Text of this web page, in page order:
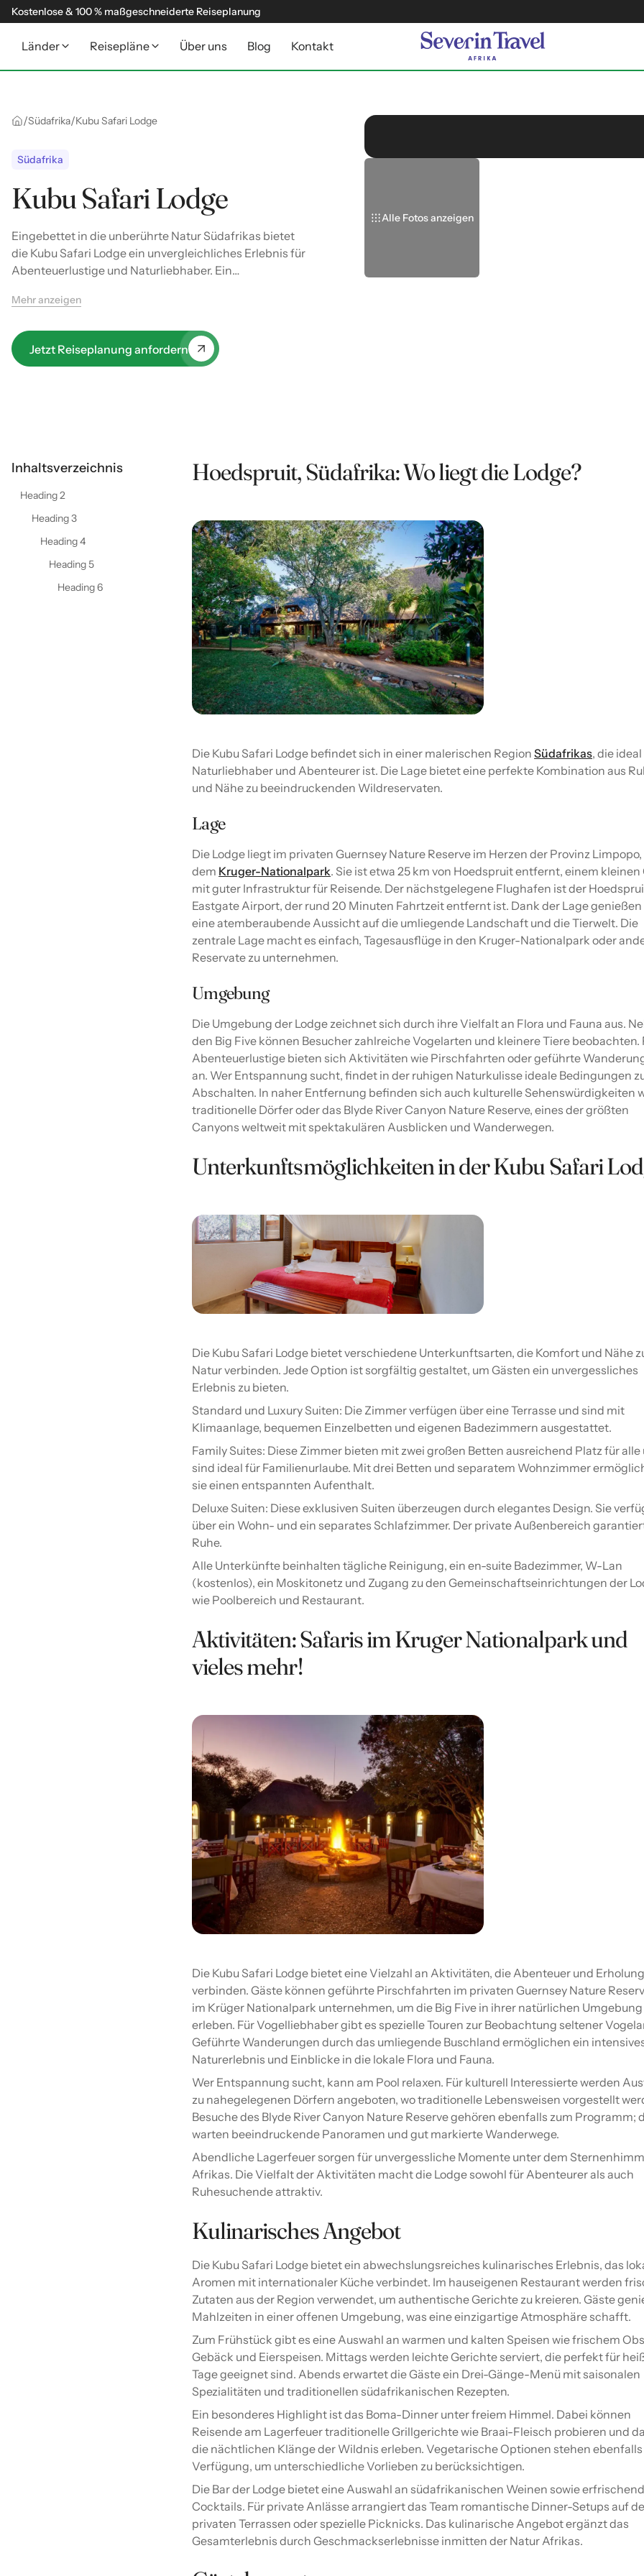
Kostenlose & 100 % maßgeschneiderte Reiseplanung
Länder Reisepläne Über uns Blog Kontakt
/Südafrika/Kubu Safari Lodge
Südafrika
Kubu Safari Lodge
Eingebettet in die unberührte Natur Südafrikas bietet
die Kubu Safari Lodge ein unvergleichliches Erlebnis für
Abenteuerlustige und Naturliebhaber. Ein
authentischen Atmosphäre begeistert.
Mehr anzeigen
Jetzt Reiseplanung anfordern
Alle Fotos anzeigen
Inhaltsverzeichnis
Heading 2
Heading 3
Heading 4
Heading 5
Heading 6
Hoedspruit, Südafrika: Wo liegt die Lodge?
Die Kubu Safari Lodge befindet sich in einer malerischen RegionSüdafrikas, die
Naturliebhaber und Abenteurer ist. Die Lage bietet eine perfekte Kombination aus
und Nähe zu beeindruckenden Wildreservaten.
Lage
Die Lodge liegt im privaten Guernsey Nature Reserve im Herzen der Provinz
dem Kruger-Nationalpark. Sie ist etwa 25 km von Hoedspruit entfernt, einem kleinen
mit guter Infrastruktur für Reisende. Der nächstgelegene Flughafen ist der
Eastgate Airport, der rund 20 Minuten Fahrtzeit entfernt ist. Dank der Lage genießen
eine atemberaubende Aussicht auf die umliegende Landschaft und die Tierwelt. Die
zentrale Lage macht es einfach, Tagesausflüge in den Kruger-Nationalpark oder
Reservate zu unternehmen.
Umgebung
Die Umgebung der Lodge zeichnet sich durch ihre Vielfalt an Flora und Fauna aus.
den Big Five können Besucher zahlreiche Vogelarten und kleinere Tiere beobachten.
Abenteuerlustige bieten sich Aktivitäten wie Pirschfahrten oder geführte
an. Wer Entspannung sucht, findet in der ruhigen Naturkulisse ideale Bedingungen
Abschalten. In naher Entfernung befinden sich auch kulturelle Sehenswürdigkeiten
traditionelle Dörfer oder das Blyde River Canyon Nature Reserve, eines der größten
Canyons weltweit mit spektakulären Ausblicken und Wanderwegen.
Unterkunftsmöglichkeiten in der Kubu Safari
Die Kubu Safari Lodge bietet verschiedene Unterkunftsarten, die Komfort und Nähe
Natur verbinden. Jede Option ist sorgfältig gestaltet, um Gästen ein unvergessliches
Erlebnis zu bieten.
Standard und Luxury Suiten: Die Zimmer verfügen über eine Terrasse und sind mit
Klimaanlage, bequemen Einzelbetten und eigenen Badezimmern ausgestattet.
Family Suites: Diese Zimmer bieten mit zwei großen Betten ausreichend Platz für alle
sind ideal für Familienurlaube. Mit drei Betten und separatem Wohnzimmer
sie einen entspannten Aufenthalt.
Deluxe Suiten: Diese exklusiven Suiten überzeugen durch elegantes Design. Sie
über ein Wohn- und ein separates Schlafzimmer. Der private Außenbereich
Ruhe.
Alle Unterkünfte beinhalten tägliche Reinigung, ein en-suite Badezimmer, W-Lan
(kostenlos), ein Moskitonetz und Zugang zu den Gemeinschaftseinrichtungen der
wie Poolbereich und Restaurant.
Aktivitäten: Safaris im Kruger Nationalpark und
vieles mehr!
Die Kubu Safari Lodge bietet eine Vielzahl an Aktivitäten, die Abenteuer und Erholung
verbinden. Gäste können geführte Pirschfahrten im privaten Guernsey Nature
im Krüger Nationalpark unternehmen, um die Big Five in ihrer natürlichen Umgebung
erleben. Für Vogelliebhaber gibt es spezielle Touren zur Beobachtung seltener
Geführte Wanderungen durch das umliegende Buschland ermöglichen ein
Naturerlebnis und Einblicke in die lokale Flora und Fauna.
Wer Entspannung sucht, kann am Pool relaxen. Für kulturell Interessierte werden
zu nahegelegenen Dörfern angeboten, wo traditionelle Lebensweisen vorgestellt
Besuche des Blyde River Canyon Nature Reserve gehören ebenfalls zum Programm;
warten beeindruckende Panoramen und gut markierte Wanderwege.
Abendliche Lagerfeuer sorgen für unvergessliche Momente unter dem
Afrikas. Die Vielfalt der Aktivitäten macht die Lodge sowohl für Abenteurer als auch
Ruhesuchende attraktiv.
Kulinarisches Angebot
Die Kubu Safari Lodge bietet ein abwechslungsreiches kulinarisches Erlebnis, das
Aromen mit internationaler Küche verbindet. Im hauseigenen Restaurant werden
Zutaten aus der Region verwendet, um authentische Gerichte zu kreieren. Gäste
Mahlzeiten in einer offenen Umgebung, was eine einzigartige Atmosphäre schafft.
Zum Frühstück gibt es eine Auswahl an warmen und kalten Speisen wie frischem
Gebäck und Eierspeisen. Mittags werden leichte Gerichte serviert, die perfekt für
Tage geeignet sind. Abends erwartet die Gäste ein Drei-Gänge-Menü mit saisonalen
Spezialitäten und traditionellen südafrikanischen Rezepten.
Ein besonderes Highlight ist das Boma-Dinner unter freiem Himmel. Dabei können
Reisende am Lagerfeuer traditionelle Grillgerichte wie Braai-Fleisch probieren und
die nächtlichen Klänge der Wildnis erleben. Vegetarische Optionen stehen ebenfalls
Verfügung, um unterschiedliche Vorlieben zu berücksichtigen.
Die Bar der Lodge bietet eine Auswahl an südafrikanischen Weinen sowie
Cocktails. Für private Anlässe arrangiert das Team romantische Dinner-Setups auf
privaten Terrassen oder spezielle Picknicks. Das kulinarische Angebot ergänzt das
Gesamterlebnis durch Geschmackserlebnisse inmitten der Natur Afrikas.